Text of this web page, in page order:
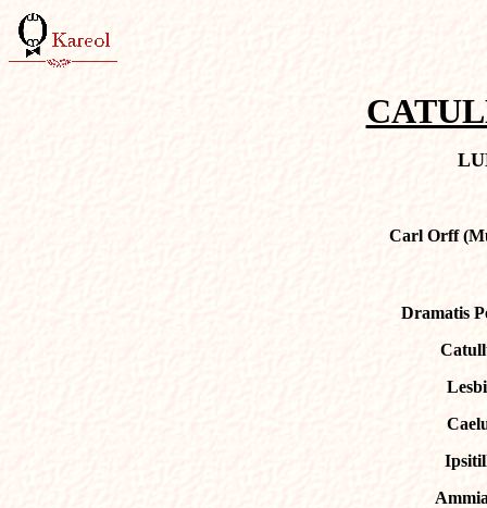
Carl Orff
Dramatis